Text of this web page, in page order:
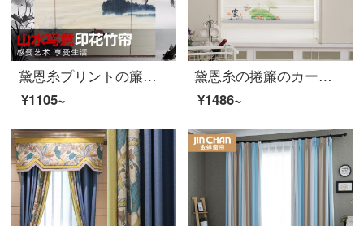
黛恩糸プリントの簾の捲簾のカラーは竹のカーテンのデザインを遮ります。1-8、平方ごとに何枚か撮ります。
¥1105~
黛恩糸の捲簾のカーテンの新しい中国式七襞の柔らかい紗のカーテンの昇降百葉のカーテンを引く客間の寝室の台所の洗面所の遮光断熱材をカスタマイズして蓮の花を注文して何平方メートル撮りますか？
¥1486~